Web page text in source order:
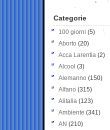
Categorie
100 giorni (5)
Aborto (20)
Acca Larentia (2)
Alcool (3)
Alemanno (150)
Alfano (315)
Alitalia (123)
Ambiente (341)
AN (210)